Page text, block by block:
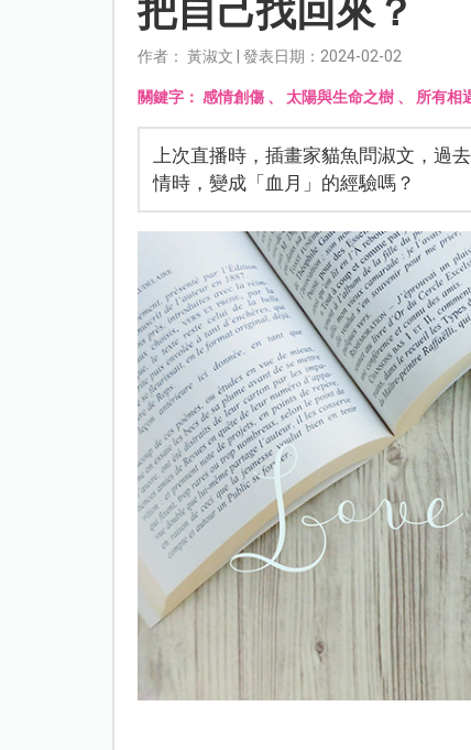
把自己找回來？
作者： 黃淑文 | 發表日期：2024-02-02
關鍵字： 感情創傷、 太陽與生命之樹、 所有相
上次直播時，插畫家貓魚問淑文，過
情時，變成「血月」的經驗嗎？